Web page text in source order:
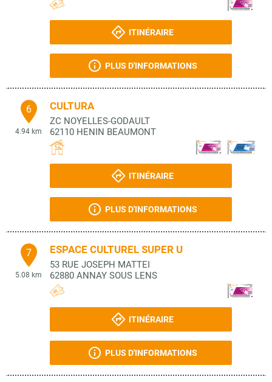
ITINÉRAIRE
PLUS D'INFORMATIONS
6
4.94 km
CULTURA
ZC NOYELLES-GODAULT
62110 HENIN BEAUMONT
ITINÉRAIRE
PLUS D'INFORMATIONS
7
5.08 km
ESPACE CULTUREL SUPER U
53 RUE JOSEPH MATTEI
62880 ANNAY SOUS LENS
ITINÉRAIRE
PLUS D'INFORMATIONS